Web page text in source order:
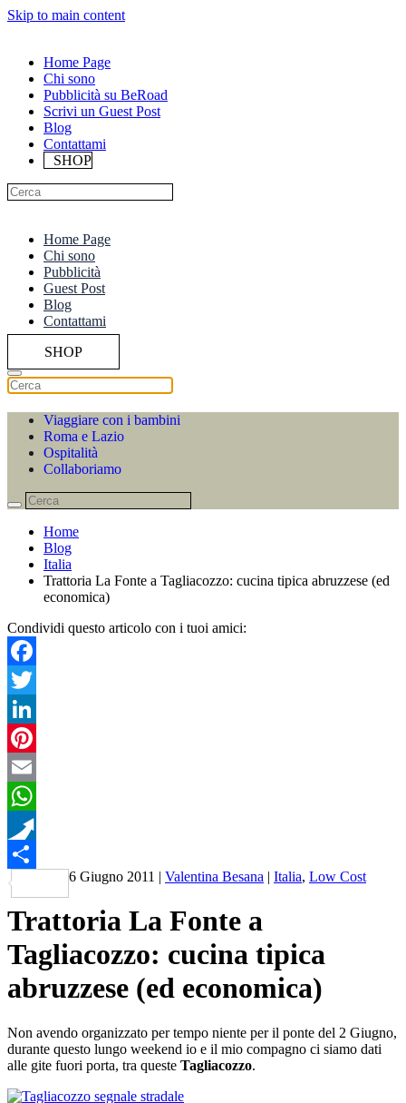
Skip to main content
Home Page
Chi sono
Pubblicità su BeRoad
Scrivi un Guest Post
Blog
Contattami
SHOP
Home Page
Chi sono
Pubblicità
Guest Post
Blog
Contattami
SHOP
Viaggiare con i bambini
Roma e Lazio
Ospitalità
Collaboriamo
Home
Blog
Italia
Trattoria La Fonte a Tagliacozzo: cucina tipica abruzzese (ed
economica)
Condividi questo articolo con i tuoi amici:
Facebook
Twitter
LinkedIn
Pinterest
Email
WhatsApp
Pusha
Condividi
6 Giugno 2011 | Valentina Besana | Italia, Low Cost
Trattoria La Fonte a
Tagliacozzo: cucina tipica
abruzzese (ed economica)
Non avendo organizzato per tempo niente per il ponte del 2 Giugno,
durante questo lungo weekend io e il mio compagno ci siamo dati
alle gite fuori porta, tra queste Tagliacozzo.